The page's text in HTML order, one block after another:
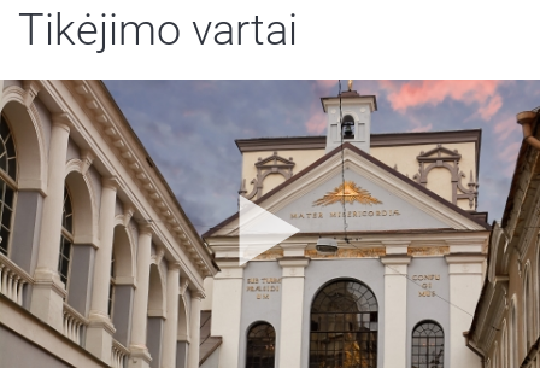
Tikėjimo vartai